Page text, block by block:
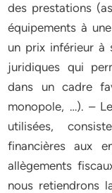
des prestations
équipements à
un prix inférieur à
juridiques qui
dans un cadre
monopole, …). –
utilisées,
financières aux
allègements
nous retiendrons